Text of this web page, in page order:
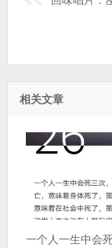
相关文章
一个人一生中会